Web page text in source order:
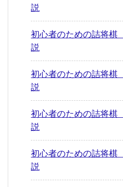
説
初心者のための詰将
説
初心者のための詰将
説
初心者のための詰将
説
初心者のための詰将
説